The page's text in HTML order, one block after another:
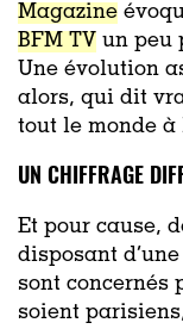
Magazine
BFM TV un peu
Une évolution
alors, qui dit
tout le monde à
UN CHIFFRAGE
Et pour cause,
disposant
sont concernés
soient